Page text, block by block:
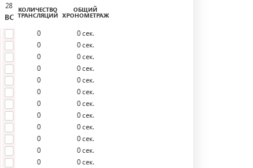
28
ВС
КОЛИЧЕСТВО
ТРАНСЛЯЦИЙ
ОБЩИЙ
ХРОНОМЕТРАЖ
0 0сек.
0 0сек.
0 0сек.
0 0сек.
0 0сек.
0 0сек.
0 0сек.
0 0сек.
0 0сек.
0 0сек.
0 0сек.
0 0сек.